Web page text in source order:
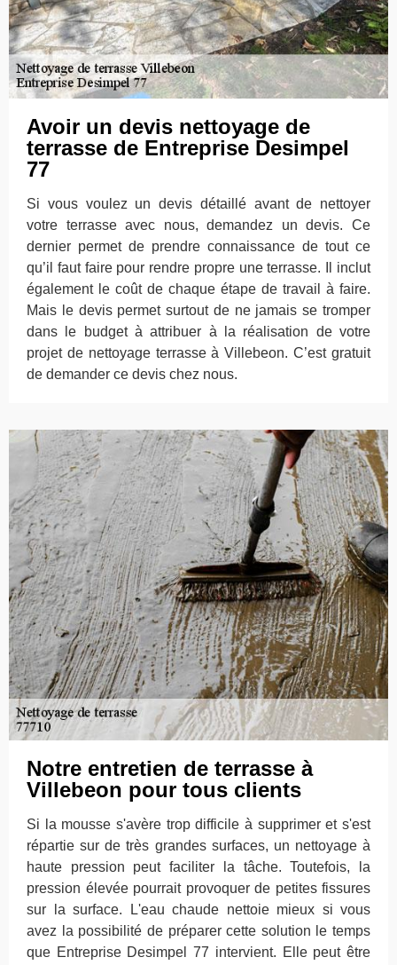
Avoir un devis nettoyage de
terrasse de Entreprise Desimpel
77
Si vous voulez un devis détaillé avant de nettoyer
votre terrasse avec nous, demandez un devis. Ce
dernier permet de prendre connaissance de tout ce
qu’il faut faire pour rendre propre une terrasse. Il inclut
également le coût de chaque étape de travail à faire.
Mais le devis permet surtout de ne jamais se tromper
dans le budget à attribuer à la réalisation de votre
projet de nettoyage terrasse à Villebeon. C’est gratuit
de demander ce devis chez nous.
Notre entretien de terrasse à
Villebeon pour tous clients
Si la mousse s'avère trop difficile à supprimer et s'est
répartie sur de très grandes surfaces, un nettoyage à
haute pression peut faciliter la tâche. Toutefois, la
pression élevée pourrait provoquer de petites fissures
sur la surface. L'eau chaude nettoie mieux si vous
avez la possibilité de préparer cette solution le temps
que Entreprise Desimpel 77 intervient. Elle peut être